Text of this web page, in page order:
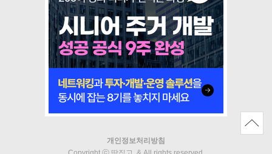
개인정보처리방침